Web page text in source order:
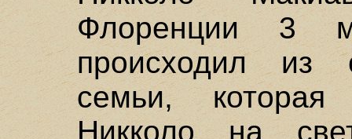
Флоренции 3
происходил из
семьи,
Никколо на